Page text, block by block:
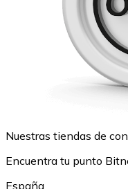
Nuestras tiendas de
Encuentra tu punto
España